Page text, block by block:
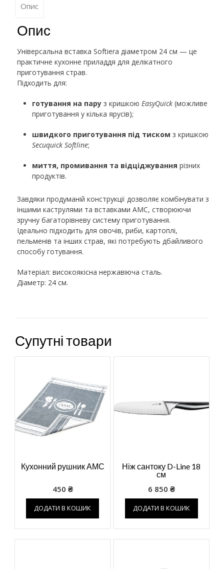
Опис
Опис
Універсальна вставка Softiera діаметром 24 см — це
практичне кухонне приладдя для делікатного
приготування страв.
Підходить для:
готування на паруз кришкою EasyQuick(можливе
приготування у кілька ярусів);
швидкого приготування під тиском з кришкою
Secuquick Softline;
миття, промивання та відціджування різних
продуктів.
Завдяки продуманій конструкції дозволяє комбінувати з
іншими каструлями та вставками AMC, створюючи
зручну багаторівневу систему приготування.
Ідеально підходить для овочів, риби, картоплі,
пельменів та інших страв, які потребують дбайливого
способу готування.
Матеріал: високоякісна нержавіюча сталь.
Діаметр: 24 см.
Супутні товари
Кухонний рушник АМС
450 ₴
ДОДАТИ В КОШИК
Ніж сантоку D-Line 18
см
6 850 ₴
ДОДАТИ В КОШИК